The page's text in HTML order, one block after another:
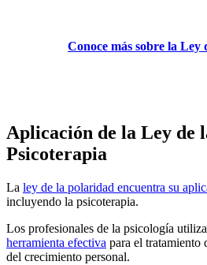
Conoce más sobre la Ley
Aplicación de la Ley de
Psicoterapia
La ley de la polaridad encuentra su
incluyendo la psicoterapia.
Los profesionales de la psicología
herramienta efectiva para el tratamiento
del crecimiento personal.